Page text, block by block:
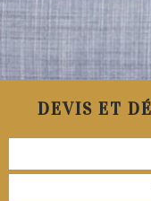
DEVIS ET